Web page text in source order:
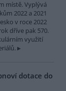
místě. Vyplývá
2022 a 2021
v roce 2022
dříve pak 570.
využití
dotace do